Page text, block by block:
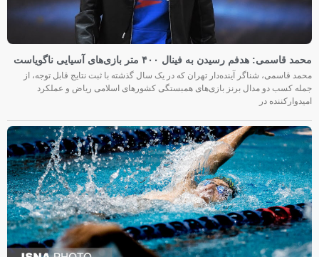
محمد قاسمی: هدفم رسیدن به فینال ۴۰۰ متر بازی‌های آسیایی ناگویاست
محمد قاسمی، شناگر آینده‌دار تهران که در یک سال گذشته با ثبت نتایج قابل توجه، از
جمله کسب دو مدال برنز بازی‌های همبستگی کشورهای اسلامی ریاض و عملکرد
امیدوارکننده در